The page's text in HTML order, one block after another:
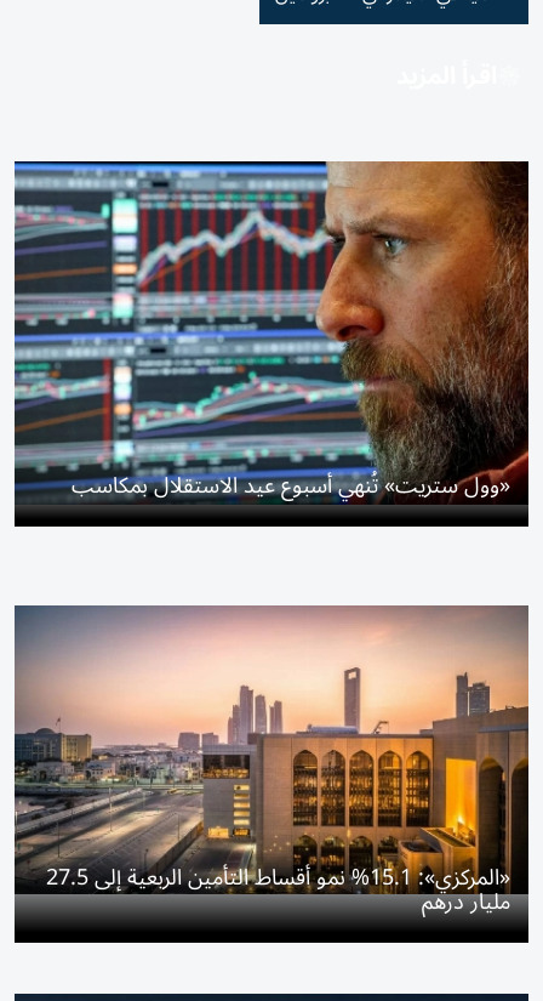
«وول ستريت» تُنهي أسبوع عيد الاستقلال بمكاسب
«المركزي»: 15.1% نمو أقساط التأمين الربعية إلى 27.5
مليار درهم